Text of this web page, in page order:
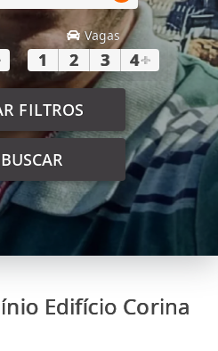
Vagas
1 2 3 4+
FILTROS
BUSCAR
Edifício Corina